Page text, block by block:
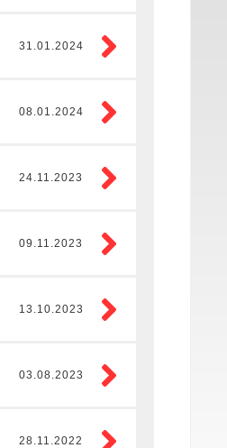
31.01.2024
08.01.2024
24.11.2023
09.11.2023
13.10.2023
03.08.2023
28.11.2022